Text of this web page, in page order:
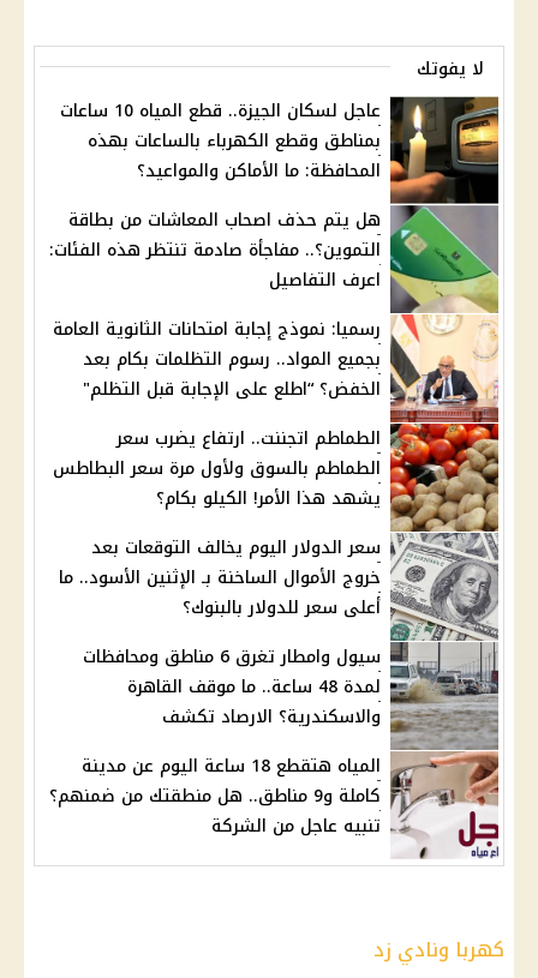
لا يفوتك
عاجل لسكان الجيزة.. قطع المياه 10 ساعات
بمناطق وقطع الكهرباء بالساعات بهذه
المحافظة: ما الأماكن والمواعيد؟
هل يتم حذف اصحاب المعاشات من بطاقة
التموين؟.. مفاجأة صادمة تنتظر هذه الفئات:
اعرف التفاصيل
رسميا: نموذج إجابة امتحانات الثانوية العامة
بجميع المواد.. رسوم التظلمات بكام بعد
الخفض؟ “اطلع على الإجابة قبل التظلم"
الطماطم اتجننت.. ارتفاع يضرب سعر
الطماطم بالسوق ولأول مرة سعر البطاطس
يشهد هذا الأمر! الكيلو بكام؟
سعر الدولار اليوم يخالف التوقعات بعد
خروج الأموال الساخنة بـ الإثنين الأسود.. ما
أعلى سعر للدولار بالبنوك؟
سيول وامطار تغرق 6 مناطق ومحافظات
لمدة 48 ساعة.. ما موقف القاهرة
والاسكندرية؟ الارصاد تكشف
المياه هتقطع 18 ساعة اليوم عن مدينة
كاملة و9 مناطق.. هل منطقتك من ضمنهم؟
تنبيه عاجل من الشركة
كهربا ونادي زد